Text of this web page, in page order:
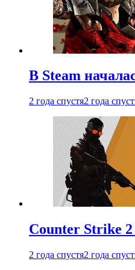
В Steam
2 года спустя2 года
Counter Strike
2 года спустя2 года